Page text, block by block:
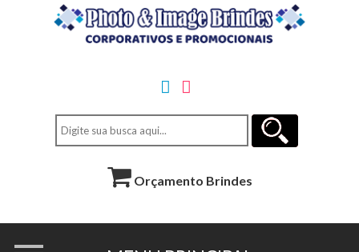
Orçamento Brindes